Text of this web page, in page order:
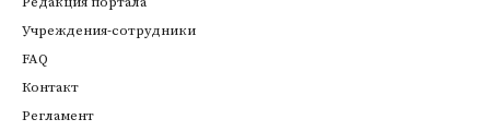
Учреждения-сотрудники
FAQ
Контакт
Регламент